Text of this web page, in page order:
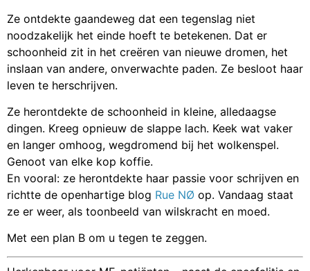
Ze ontdekte gaandeweg dat een tegenslag niet
noodzakelijk het einde hoeft te betekenen. Dat er
schoonheid zit in het creëren van nieuwe dromen, het
inslaan van andere, onverwachte paden. Ze besloot haar
leven te herschrijven.
Ze herontdekte de schoonheid in kleine, alledaagse
dingen. Kreeg opnieuw de slappe lach. Keek wat vaker
en langer omhoog, wegdromend bij het wolkenspel.
Genoot van elke kop koffie.
En vooral: ze herontdekte haar passie voor schrijven en
richtte de openhartige blog Rue NØ op. Vandaag staat
ze er weer, als toonbeeld van wilskracht en moed.
Met een plan B om u tegen te zeggen.